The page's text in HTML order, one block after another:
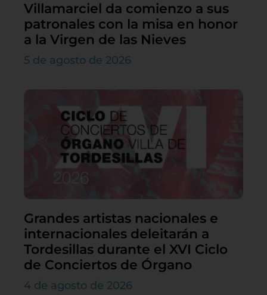
Villamarciel da comienzo a sus
patronales con la misa en honor
a la Virgen de las Nieves
5 de agosto de 2026
Grandes artistas nacionales e
internacionales deleitarán a
Tordesillas durante el XVI Ciclo
de Conciertos de Órgano
4 de agosto de 2026